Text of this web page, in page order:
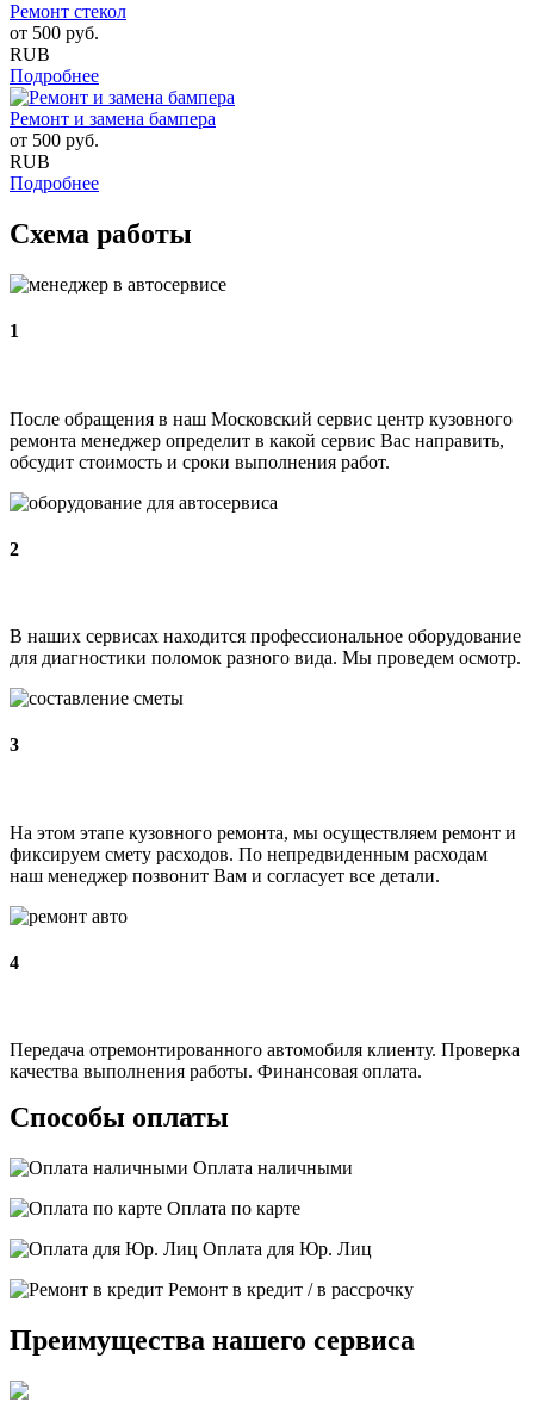
Ремонт стекол
от 500 руб.
RUB
Подробнее
Ремонт и замена бампера
от 500 руб.
RUB
Подробнее
Схема работы
1
После обращения в наш Московский сервис центр кузовного
ремонта менеджер определит в какой сервис Вас направить,
обсудит стоимость и сроки выполнения работ.
2
В наших сервисах находится профессиональное оборудование
для диагностики поломок разного вида. Мы проведем осмотр.
3
На этом этапе кузовного ремонта, мы осуществляем ремонт и
фиксируем смету расходов. По непредвиденным расходам
наш менеджер позвонит Вам и согласует все детали.
4
Передача отремонтированного автомобиля клиенту. Проверка
качества выполнения работы. Финансовая оплата.
Способы оплаты
Оплата наличными
Оплата по карте
Оплата для Юр. Лиц
Ремонт в кредит / в рассрочку
Преимущества нашего сервиса